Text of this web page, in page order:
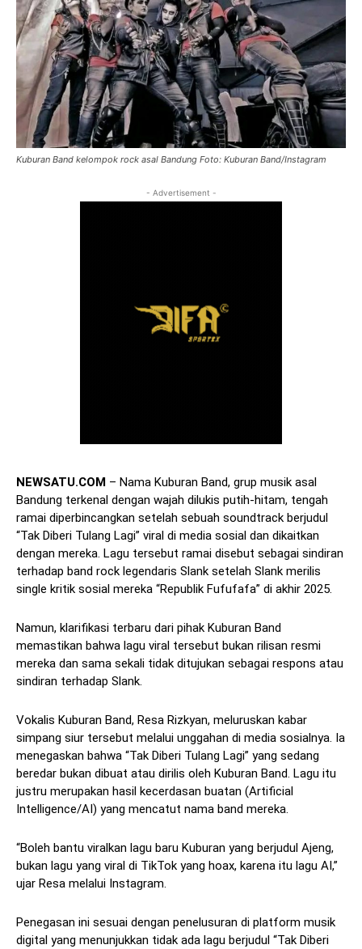
Kuburan Band kelompok rock asal Bandung Foto: Kuburan Band/Instagram
- Advertisement -
NEWSATU.COM – Nama Kuburan Band, grup musik asal
Bandung terkenal dengan wajah dilukis putih-hitam, tengah
ramai diperbincangkan setelah sebuah soundtrack berjudul
“Tak Diberi Tulang Lagi” viral di media sosial dan dikaitkan
dengan mereka. Lagu tersebut ramai disebut sebagai sindiran
terhadap band rock legendaris Slank setelah Slank merilis
single kritik sosial mereka “Republik Fufufafa” di akhir 2025.
Namun, klarifikasi terbaru dari pihak Kuburan Band
memastikan bahwa lagu viral tersebut bukan rilisan resmi
mereka dan sama sekali tidak ditujukan sebagai respons atau
sindiran terhadap Slank.
Vokalis Kuburan Band, Resa Rizkyan, meluruskan kabar
simpang siur tersebut melalui unggahan di media sosialnya. Ia
menegaskan bahwa “Tak Diberi Tulang Lagi” yang sedang
beredar bukan dibuat atau dirilis oleh Kuburan Band. Lagu itu
justru merupakan hasil kecerdasan buatan (Artificial
Intelligence/AI) yang mencatut nama band mereka.
“Boleh bantu viralkan lagu baru Kuburan yang berjudul Ajeng,
bukan lagu yang viral di TikTok yang hoax, karena itu lagu AI,”
ujar Resa melalui Instagram.
Penegasan ini sesuai dengan penelusuran di platform musik
digital yang menunjukkan tidak ada lagu berjudul “Tak Diberi